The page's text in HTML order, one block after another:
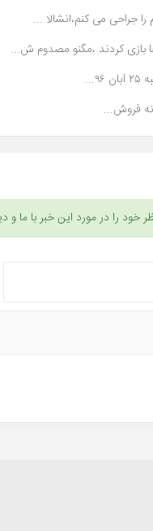
را جراحی می کنم،انشالا ...
بازی کردند ،مگنو مصدوم ش...
فروش...
خود را در مورد این خبر با ما و